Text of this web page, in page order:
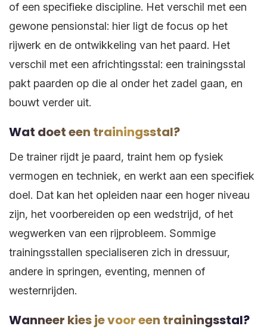
of een specifieke discipline. Het verschil met een
gewone pensionstal: hier ligt de focus op het
rijwerk en de ontwikkeling van het paard. Het
verschil met een africhtingsstal: een trainingsstal
pakt paarden op die al onder het zadel gaan, en
bouwt verder uit.
Wat doet een trainingsstal?
De trainer rijdt je paard, traint hem op fysiek
vermogen en techniek, en werkt aan een specifiek
doel. Dat kan het opleiden naar een hoger niveau
zijn, het voorbereiden op een wedstrijd, of het
wegwerken van een rijprobleem. Sommige
trainingsstallen specialiseren zich in dressuur,
andere in springen, eventing, mennen of
westernrijden.
Wanneer kies je voor een trainingsstal?